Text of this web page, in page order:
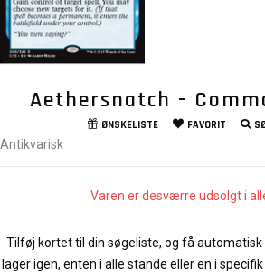
Aethersnatch -
ØNSKELISTE FAVORIT
Antikvarisk
Varen er desværre udsolgt i
Tilføj kortet til din søgeliste, og få automatisk
lager igen, enten i alle stande eller en i